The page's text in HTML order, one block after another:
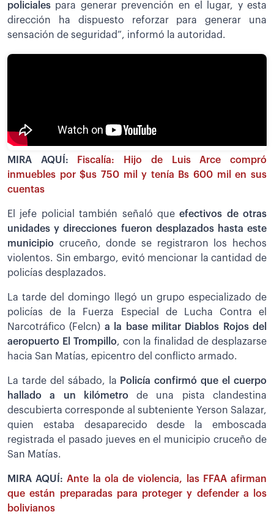
policiales para generar prevención en el lugar, y esta
dirección ha dispuesto reforzar para generar una
sensación de seguridad”, informó la autoridad.
MIRA AQUÍ:
Fiscalía: Hijo de Luis Arce compró
inmuebles por $us 750 mil y tenía Bs 600 mil en sus
cuentas
El jefe policial también señaló queefectivos de otras
unidades y direcciones fueron desplazados hasta este
municipio cruceño, donde se registraron los hechos
violentos. Sin embargo, evitó mencionar la cantidad de
policías desplazados.
La tarde del domingo llegó un grupo especializado de
policías de la Fuerza Especial de Lucha Contra el
Narcotráfico (Felcn) a la base militar Diablos Rojos del
aeropuerto El Trompillo, con la finalidad de desplazarse
hacia San Matías, epicentro del conflicto armado.
La tarde del sábado, la Policía confirmó que el cuerpo
hallado a un kilómetrode una pista clandestina
descubierta corresponde al subteniente Yerson Salazar,
quien estaba desaparecido desde la emboscada
registrada el pasado jueves en el municipio cruceño de
San Matías.
MIRA AQUÍ:Ante la ola de violencia, las FFAA afirman
que están preparadas para proteger y defender a los
bolivianos